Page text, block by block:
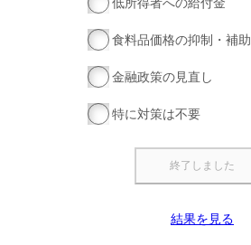
食料品価格の抑制・補助
金融政策の見直し
特に対策は不要
結果を見る